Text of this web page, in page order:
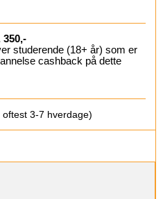
studerende (18+ år) som er
cashback på dette
3-7 hverdage)